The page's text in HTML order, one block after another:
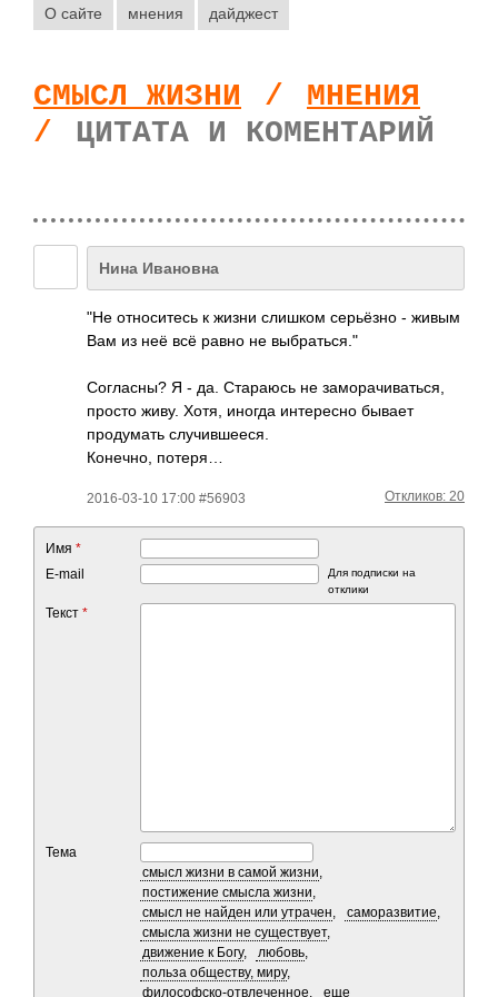
О сайте мнения дайджест
СМЫСЛ ЖИЗНИ /
МНЕНИЯ
/
ЦИТАТА И КОМЕНТАРИЙ
Нина Ивановна
"Не относитесь к жизни слишком серьёзно - живым
Вам из неё всё равно не выбраться."
Согласны? Я - да. Стараюсь не заморачиваться,
просто живу. Хотя, иногда интересно бывает
продумать случившееся.
Конечно, потеря…
2016-03-10 17:00 #56903 Откликов: 20
Имя *
E-mail
Для подписки на
отклики
Текст *
Тема
смысл жизни в самой жизни,
постижение смысла жизни,
смысл не найден или утрачен, саморазвитие,
смысла жизни не существует,
движение к Богу, любовь,
польза обществу, миру,
философско-отвлеченное, еще